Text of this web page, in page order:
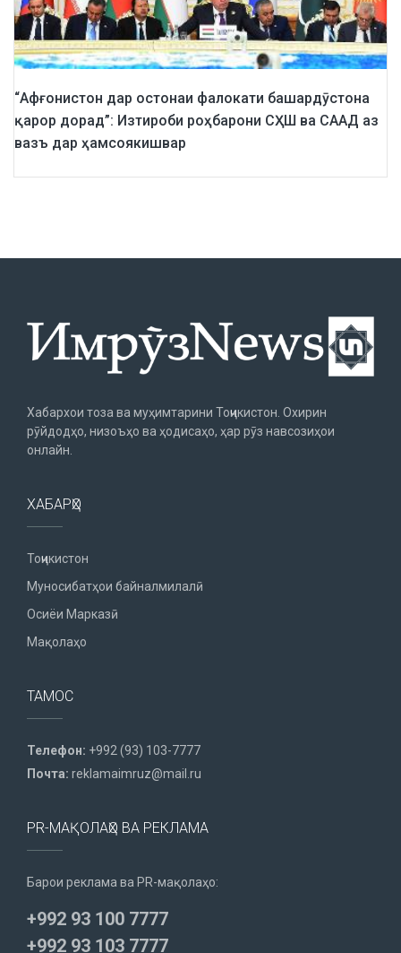
“Афғонистон дар остонаи фалокати башардӯстона
қарор дорад”: Изтироби роҳбарони СҲШ ва СААД аз
вазъ дар ҳамсоякишвар
Хабархои тоза ва муҳимтарини Тоҷикистон. Охирин
рӯйдодҳо, низоъҳо ва ҳодисаҳо, ҳар рӯз навсозиҳои
онлайн.
ХАБАРҲО
Тоҷикистон
Муносибатҳои байналмилалӣ
Осиёи Марказӣ
Мақолаҳо
ТАМОС
Телефон: +992 (93) 103-7777
Почта: reklamaimruz@mail.ru
PR-МАҚОЛАҲО ВА РЕКЛАМА
Барои реклама ва PR-мақолаҳо:
+992 93 100 7777
+992 93 103 7777